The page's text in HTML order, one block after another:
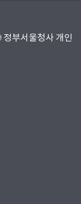
부서울청사 개인